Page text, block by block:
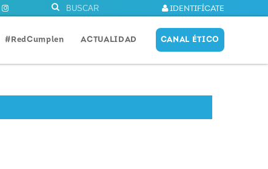
IDENTIFÍCATE
#RedCumplen ACTUALIDAD CANAL ÉTICO